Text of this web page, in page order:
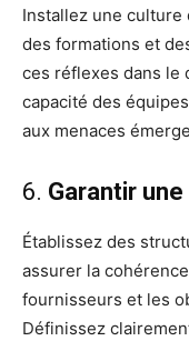
Installez une culture
des formations et
ces réflexes dans le
capacité des
aux menaces
6. Garantir
Établissez des
assurer la
fournisseurs et les
Définissez